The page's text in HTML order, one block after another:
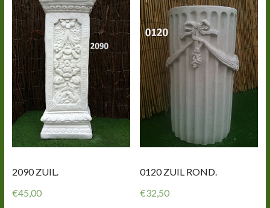
2090 ZUIL.
€45,00
0120 ZUIL ROND.
€32,50